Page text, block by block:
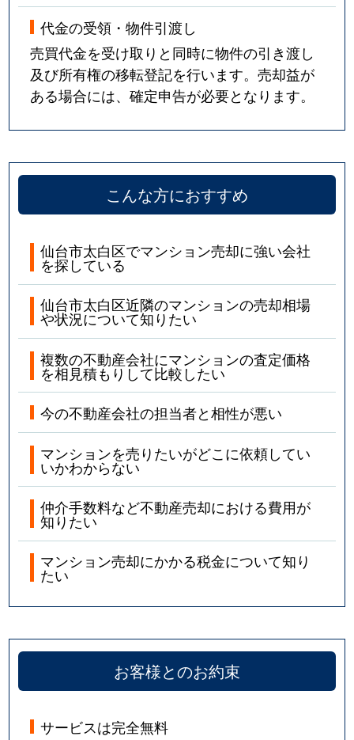
代金の受領・物件引渡し
売買代金を受け取りと同時に物件の引き渡し
及び所有権の移転登記を行います。売却益が
ある場合には、確定申告が必要となります。
こんな方におすすめ
仙台市太白区でマンション売却に強い会社
を探している
仙台市太白区近隣のマンションの売却相場
や状況について知りたい
複数の不動産会社にマンションの査定価格
を相見積もりして比較したい
今の不動産会社の担当者と相性が悪い
マンションを売りたいがどこに依頼してい
いかわからない
仲介手数料など不動産売却における費用が
知りたい
マンション売却にかかる税金について知り
たい
お客様とのお約束
サービスは完全無料